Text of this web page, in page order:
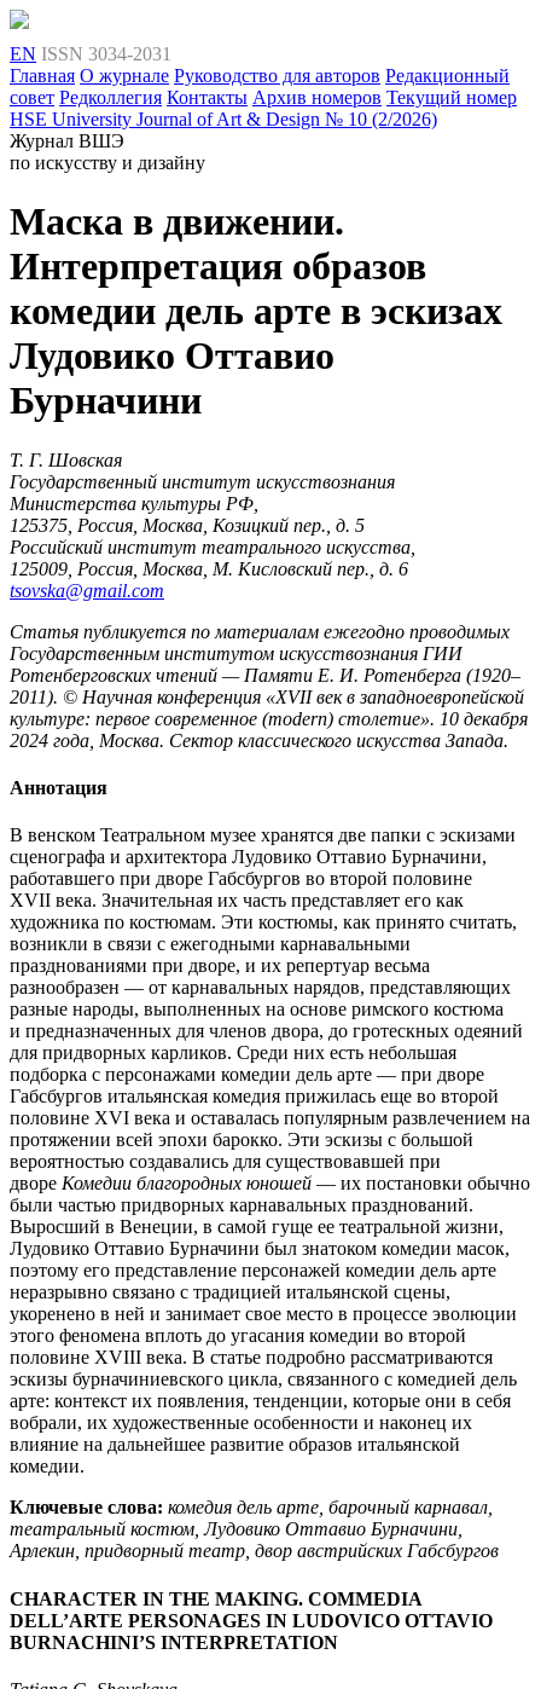
EN ISSN 3034-2031
Главная О журнале Руководство для авторов Редакционный
совет Редколлегия Контакты Архив номеров Текущий номер
HSE University Journal of Art & Design № 10 (2/2026)
Журнал ВШЭ
по искусству и дизайну
Маска в движении.
Интерпретация образов
комедии дель арте в эскизах
Лудовико Оттавио
Бурначини
Т. Г. Шовская
Государственный институт искусствознания
Министерства культуры РФ,
125375, Россия, Москва, Козицкий пер., д. 5
Российский институт театрального искусства,
125009, Россия, Москва, М. Кисловский пер., д. 6
tsovska@gmail.com
Статья публикуется по материалам ежегодно проводимых
Государственным институтом искусствознания ГИИ
Ротенберговских чтений — Памяти Е. И. Ротенберга (1920–
2011). © Научная конференция «XVII век в западноевропейской
культуре: первое современное (modern) столетие». 10 декабря
2024 года, Москва. Сектор классического искусства Запада.
Аннотация
В венском Театральном музее хранятся две папки с эскизами
сценографа и архитектора Лудовико Оттавио Бурначини,
работавшего при дворе Габсбургов во второй половине
XVII века. Значительная их часть представляет его как
художника по костюмам. Эти костюмы, как принято считать,
возникли в связи с ежегодными карнавальными
празднованиями при дворе, и их репертуар весьма
разнообразен — от карнавальных нарядов, представляющих
разные народы, выполненных на основе римского костюма
и предназначенных для членов двора, до гротескных одеяний
для придворных карликов. Среди них есть небольшая
подборка с персонажами комедии дель арте — при дворе
Габсбургов итальянская комедия прижилась еще во второй
половине XVI века и оставалась популярным развлечением на
протяжении всей эпохи барокко. Эти эскизы с большой
вероятностью создавались для существовавшей при
дворе Комедии благородных юношей — их постановки обычно
были частью придворных карнавальных празднований.
Выросший в Венеции, в самой гуще ее театральной жизни,
Лудовико Оттавио Бурначини был знатоком комедии масок,
поэтому его представление персонажей комедии дель арте
неразрывно связано с традицией итальянской сцены,
укоренено в ней и занимает свое место в процессе эволюции
этого феномена вплоть до угасания комедии во второй
половине XVIII века. В статье подробно рассматриваются
эскизы бурначиниевского цикла, связанного с комедией дель
арте: контекст их появления, тенденции, которые они в себя
вобрали, их художественные особенности и наконец их
влияние на дальнейшее развитие образов итальянской
комедии.
Ключевые слова: комедия дель арте, барочный карнавал,
театральный костюм, Лудовико Оттавио Бурначини,
Арлекин, придворный театр, двор австрийских Габсбургов
CHARACTER IN THE MAKING. COMMEDIA
DELL’ARTE PERSONAGES IN LUDOVICO OTTAVIO
BURNACHINI’S INTERPRETATION